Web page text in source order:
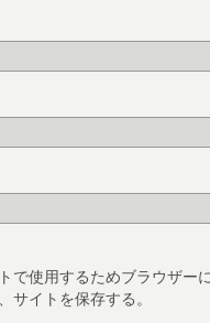
で使用するためブラウザー
サイトを保存する。